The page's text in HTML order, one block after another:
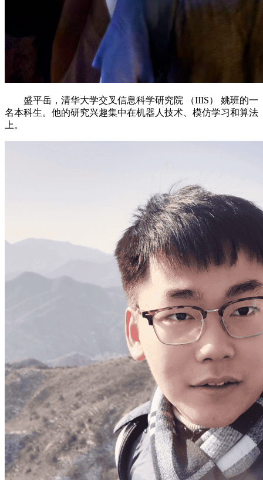
盛平岳，清华大学交叉信息科学研究院 （IIIS） 姚班的一
名本科生。他的研究兴趣集中在机器人技术、模仿学习和算法
上。